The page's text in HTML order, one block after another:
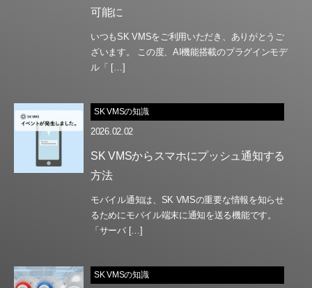
可能に
いつもSK VMSをご利用いただき、ありがとうご
ざいます。 この度、AI機能搭載のプラグインモデ
ル「 […]
SK VMSの知識
2026.02.02
SK VMSからスマホにプッシュ通知する
方法
モバイル通知は、SK VMSの重要な情報を知らせ
るためにモバイル端末に通知を送る機能です。
「サーバ […]
SK VMSの知識